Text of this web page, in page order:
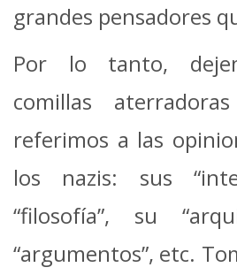
grandes pensadores
Por lo tanto,
comillas
referimos a las
los nazis: sus
“filosofía”, su
“argumentos”, etc.